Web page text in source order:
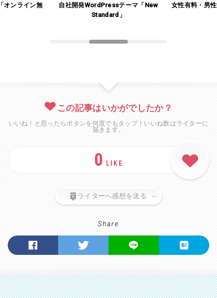
オンライン無
自社開発WordPressテーマ「New
Standard」
女性有料・男
この記事はいかがでしたか？
いいね！と思ったらボタンを何度でもタップ！いいね数はライターに
届きます。
0 LIKE
ライターへ感想を送る
Share